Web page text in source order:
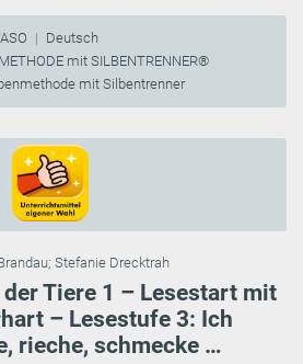
Deutsch
mit SILBENTRENNER®
mit Silbentrenner
; Stefanie Drecktrah
der Tiere 1 – Lesestart mit
– Lesestufe 3: Ich
rieche, schmecke …